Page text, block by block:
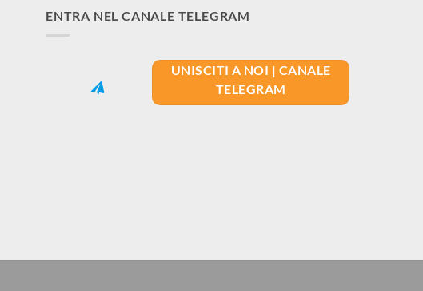
ENTRA NEL CANALE TELEGRAM
UNISCITI A NOI | CANALE
TELEGRAM